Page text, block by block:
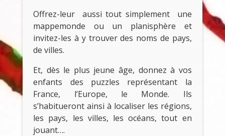
Offrez-leur aussi tout simplement une
mappemonde ou un planisphère et
invitez-les à y trouver des noms de pays,
de villes.
Et, dès le plus jeune âge, donnez à vos
enfants des puzzles représentant la
France, l’Europe, le Monde. Ils
s’habitueront ainsi à localiser les régions,
les pays, les villes, les océans, tout en
jouant….